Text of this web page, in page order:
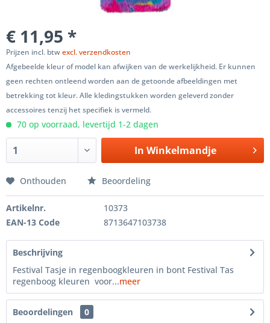
€ 11,95 *
Prijzen incl. btwexcl. verzendkosten
Afgebeelde kleur of model kan afwijken van de werkelijkheid. Er kunnen
geen rechten ontleend worden aan de getoonde afbeeldingen met
betrekking tot kleur. Alle kledingstukken worden geleverd zonder
accessoires tenzij het specifiek is vermeld.
70 op voorraad, levertijd 1-2 dagen
In Winkelmandje
Onthouden Beoordeling
Artikelnr.
10373
EAN-13 Code
8713647103738
Beschrijving
Festival Tasje in regenboogkleuren in bont Festival Tas
regenboog kleuren voor...meer
Beoordelingen
0